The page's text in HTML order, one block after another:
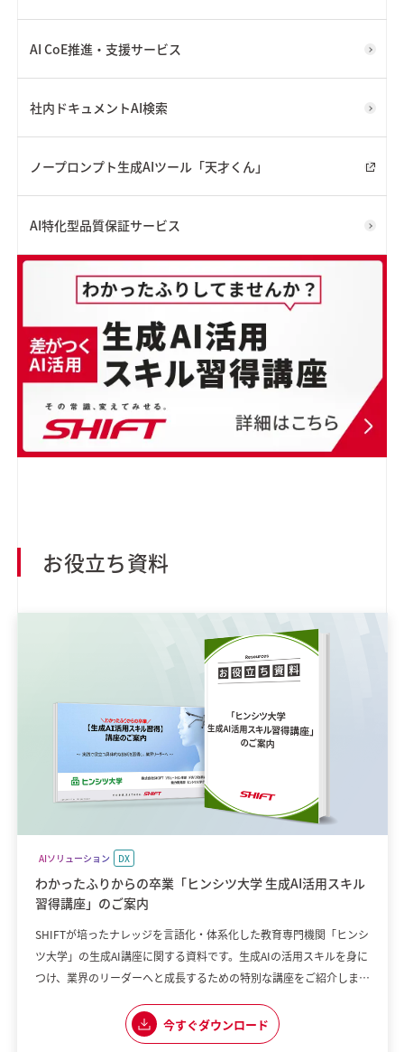
AI CoE推進・支援サービス
社内ドキュメントAI検索
ノープロンプト生成AIツール「天才くん」
AI特化型品質保証サービス
お役立ち資料
AIソリューション DX
わかったふりからの卒業「ヒンシツ大学 生成AI活用スキル
習得講座」のご案内
SHIFTが培ったナレッジを言語化・体系化した教育専門機関「ヒンシ
ツ大学」の生成AI講座に関する資料です。生成AIの活用スキルを身に
つけ、業界のリーダーへと成長するための特別な講座をご紹介しま
した内容 ・実際に現場で使える応用力を養える 「組織として生成AI
の普及に課題を感じている」 「生成AIを使いこなしたいけれど、何
今すぐダウンロード